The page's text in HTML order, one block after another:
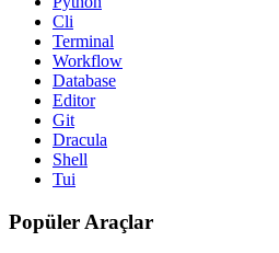
Cli
Terminal
Workflow
Database
Editor
Git
Dracula
Shell
Tui
Popüler Araçlar